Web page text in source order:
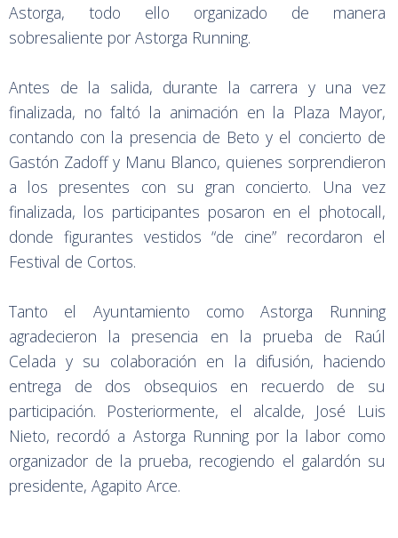
Astorga, todo ello organizado de manera
sobresaliente por Astorga Running.
Antes de la salida, durante la carrera y una vez
finalizada, no faltó la animación en la Plaza Mayor,
contando con la presencia de Beto y el concierto de
Gastón Zadoff y Manu Blanco, quienes sorprendieron
a los presentes con su gran concierto. Una vez
finalizada, los participantes posaron en el photocall,
donde figurantes vestidos “de cine” recordaron el
Festival de Cortos.
Tanto el Ayuntamiento como Astorga Running
agradecieron la presencia en la prueba de Raúl
Celada y su colaboración en la difusión, haciendo
entrega de dos obsequios en recuerdo de su
participación. Posteriormente, el alcalde, José Luis
Nieto, recordó a Astorga Running por la labor como
organizador de la prueba, recogiendo el galardón su
presidente, Agapito Arce.